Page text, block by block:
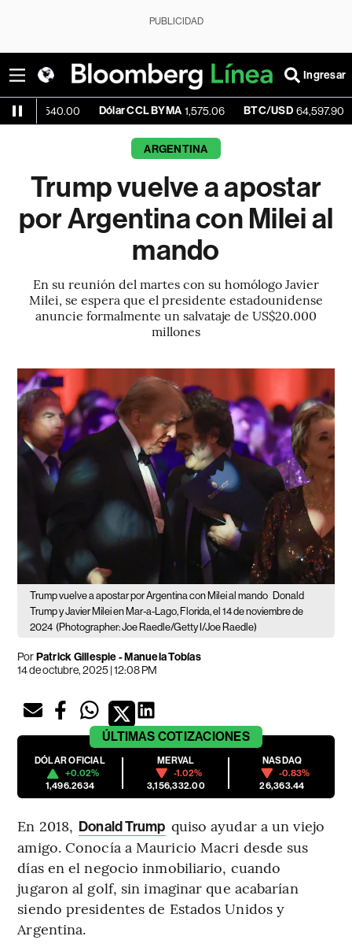
PUBLICIDAD
Ingresar
Dólar CCL BYMA 1,575.06 BTC/USD 64,597.90 -0.29%
ARGENTINA
Trump vuelve a apostar
por Argentina con Milei al
mando
En su reunión del martes con su homólogo Javier
Milei, se espera que el presidente estadounidense
anuncie formalmente un salvataje de US$20.000
millones
Trump vuelve a apostar por Argentina con Milei al mando Donald
Trump y Javier Milei en Mar-a-Lago, Florida, el 14 de noviembre de
2024 (Photographer: Joe Raedle/Getty I/Joe Raedle)
PorPatrick Gillespie - Manuela Tobías
14 de octubre, 2025 | 12:08 PM
ÚLTIMAS COTIZACIONES
DÓLAR OFICIAL
+0.02%
1,496.2634
MERVAL
-1.02%
3,156,332.00
NASDAQ
-0.83%
26,363.44
En 2018, Donald Trump quiso ayudar a un viejo
amigo. Conocía a Mauricio Macri desde sus
días en el negocio inmobiliario, cuando
jugaron al golf, sin imaginar que acabarían
siendo presidentes de Estados Unidos y
Argentina.